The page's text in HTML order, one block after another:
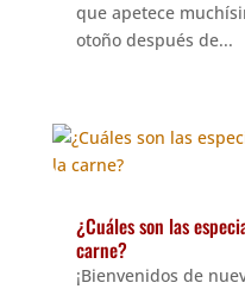
que apetece
otoño después de...
¿Cuáles son las
carne?
¡Bienvenidos de